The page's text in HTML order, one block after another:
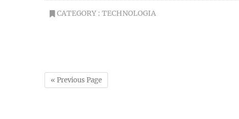
CATEGORY : TECHNOLOGIA
« Previous Page